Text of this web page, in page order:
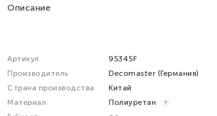
Описание
Артикул
95345F
Производитель
Decomaster (Германия)
Страна производства
Китай
Материал
Полиуретан